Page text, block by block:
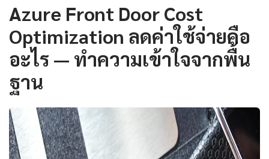
Azure Front Door Cost
Optimization ลดค่าใช้จ่ายคือ
อะไร — ทำความเข้าใจจากพื้น
ฐาน